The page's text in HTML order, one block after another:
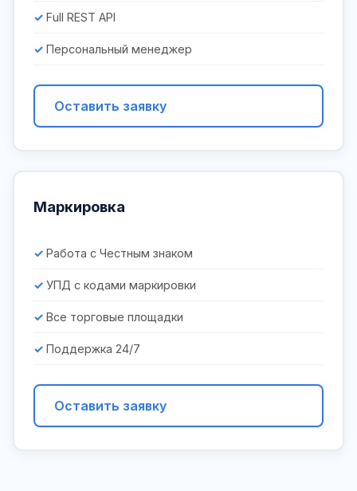
Full REST API
Персональный менеджер
Оставить заявку
Маркировка
Работа с Честным знаком
УПД с кодами маркировки
Все торговые площадки
Поддержка 24/7
Оставить заявку